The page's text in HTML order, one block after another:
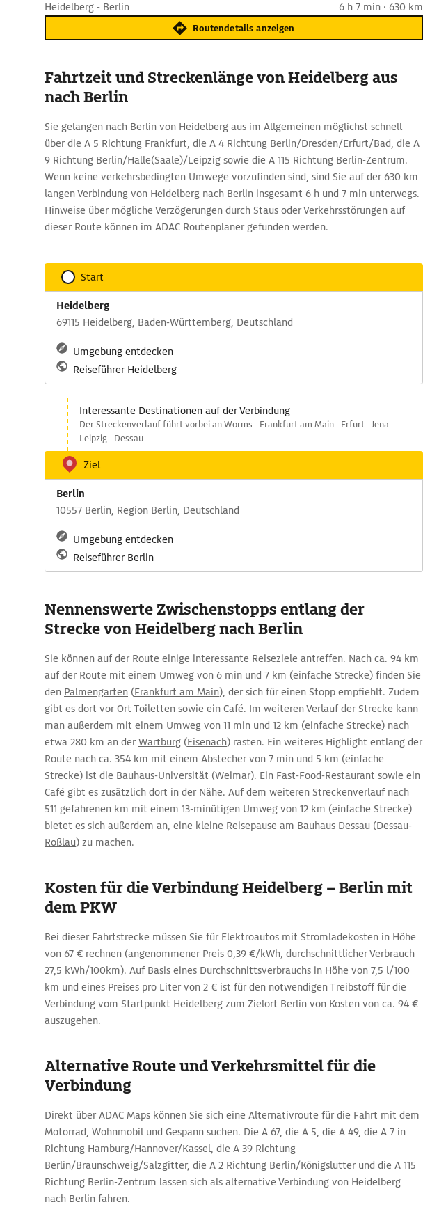
Heidelberg - Berlin 6 h 7 min · 630 km
Routendetails anzeigen
Fahrtzeit und Streckenlänge von Heidelberg aus
nach Berlin
Sie gelangen nach Berlin von Heidelberg aus im Allgemeinen möglichst schnell
über die A 5 Richtung Frankfurt, die A 4 Richtung Berlin/Dresden/Erfurt/Bad, die A
9 Richtung Berlin/Halle(Saale)/Leipzig sowie die A 115 Richtung Berlin-Zentrum.
Wenn keine verkehrsbedingten Umwege vorzufinden sind, sind Sie auf der 630 km
langen Verbindung von Heidelberg nach Berlin insgesamt 6 h und 7 min unterwegs.
Hinweise über mögliche Verzögerungen durch Staus oder Verkehrsstörungen auf
dieser Route können im ADAC Routenplaner gefunden werden.
Start
Heidelberg
69115 Heidelberg, Baden-Württemberg, Deutschland
Umgebung entdecken
Reiseführer Heidelberg
Interessante Destinationen auf der Verbindung
Der Streckenverlauf führt vorbei an Worms - Frankfurt am Main - Erfurt - Jena -
Leipzig - Dessau.
Ziel
Berlin
10557 Berlin, Region Berlin, Deutschland
Umgebung entdecken
Reiseführer Berlin
Nennenswerte Zwischenstopps entlang der
Strecke von Heidelberg nach Berlin
Sie können auf der Route einige interessante Reiseziele antreffen. Nach ca. 94 km
auf der Route mit einem Umweg von 6 min und 7 km (einfache Strecke) finden Sie
den Palmengarten (Frankfurt am Main), der sich für einen Stopp empfiehlt. Zudem
gibt es dort vor Ort Toiletten sowie ein Café. Im weiteren Verlauf der Strecke kann
man außerdem mit einem Umweg von 11 min und 12 km (einfache Strecke) nach
etwa 280 km an derWartburg (Eisenach) rasten. Ein weiteres Highlight entlang der
Route nach ca. 354 km mit einem Abstecher von 7 min und 5 km (einfache
Strecke) ist die Bauhaus-Universität (Weimar). Ein Fast-Food-Restaurant sowie ein
Café gibt es zusätzlich dort in der Nähe. Auf dem weiteren Streckenverlauf nach
511 gefahrenen km mit einem 13-minütigen Umweg von 12 km (einfache Strecke)
bietet es sich außerdem an, eine kleine Reisepause am Bauhaus Dessau (Dessau-
Roßlau) zu machen.
Kosten für die Verbindung Heidelberg – Berlin mit
dem PKW
Bei dieser Fahrtstrecke müssen Sie für Elektroautos mit Stromladekosten in Höhe
von 67 € rechnen (angenommener Preis 0,39 €/kWh, durchschnittlicher Verbrauch
27,5 kWh/100km). Auf Basis eines Durchschnittsverbrauchs in Höhe von 7,5 l/100
km und eines Preises pro Liter von 2 € ist für den notwendigen Treibstoff für die
Verbindung vom Startpunkt Heidelberg zum Zielort Berlin von Kosten von ca. 94 €
auszugehen.
Alternative Route und Verkehrsmittel für die
Verbindung
Direkt über ADAC Maps können Sie sich eine Alternativroute für die Fahrt mit dem
Motorrad, Wohnmobil und Gespann suchen. Die A 67, die A 5, die A 49, die A 7 in
Richtung Hamburg/Hannover/Kassel, die A 39 Richtung
Berlin/Braunschweig/Salzgitter, die A 2 Richtung Berlin/Königslutter und die A 115
Richtung Berlin-Zentrum lassen sich als alternative Verbindung von Heidelberg
nach Berlin fahren.